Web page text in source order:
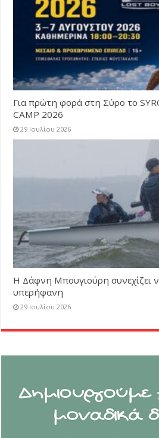
Για πρώτη φορά στη Σύρο το
CAMP 2026
29 Ιουλίου 2026
Η Δάφνη Μπουγιούρη συνεχίζει
υπερήφανη
29 Ιουλίου 2026